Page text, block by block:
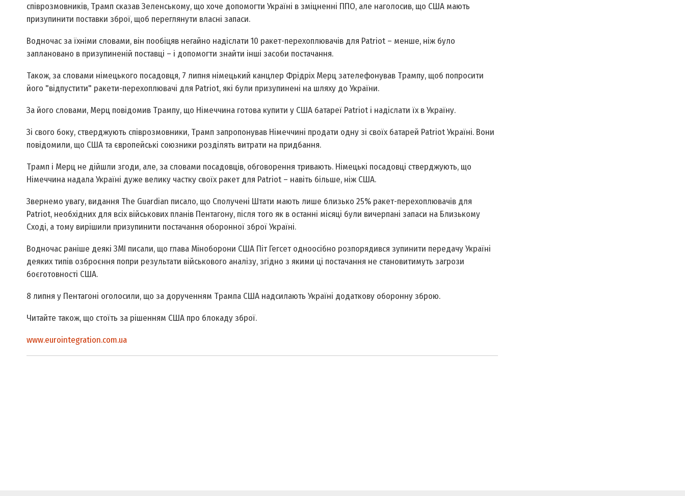
співрозмовників, Трамп сказав Зеленському, що хоче допомогти Україні в зміцненні ППО, але наголосив, що США мають
призупинити поставки зброї, щоб переглянути власні запаси.
Водночас за їхніми словами, він пообіцяв негайно надіслати 10 ракет-перехоплювачів для Patriot – менше, ніж було
заплановано в призупиненій поставці – і допомогти знайти інші засоби постачання.
Також, за словами німецького посадовця, 7 липня німецький канцлер Фрідріх Мерц зателефонував Трампу, щоб попросити
його "відпустити" ракети-перехоплювачі для Patriot, які були призупинені на шляху до України.
За його словами, Мерц повідомив Трампу, що Німеччина готова купити у США батареї Patriot і надіслати їх в Україну.
Зі свого боку, стверджують співрозмовники, Трамп запропонував Німеччині продати одну зі своїх батарей Patriot Україні. Вони
повідомили, що США та європейські союзники розділять витрати на придбання.
Трамп і Мерц не дійшли згоди, але, за словами посадовців, обговорення тривають. Німецькі посадовці стверджують, що
Німеччина надала Україні дуже велику частку своїх ракет для Patriot – навіть більше, ніж США.
Звернемо увагу, видання The Guardian писало, що Сполучені Штати мають лише близько 25% ракет-перехоплювачів для
Patriot, необхідних для всіх військових планів Пентагону, після того як в останні місяці були вичерпані запаси на Близькому
Сході, а тому вирішили призупинити постачання оборонної зброї Україні.
Водночас раніше деякі ЗМІ писали, що глава Міноборони США Піт Гегсет одноосібно розпорядився зупинити передачу Україні
деяких типів озброєння попри результати військового аналізу, згідно з якими ці постачання не становитимуть загрози
боєготовності США.
8 липня у Пентагоні оголосили, що за дорученням Трампа США надсилають Україні додаткову оборонну зброю.
Читайте також, що стоїть за рішенням США про блокаду зброї.
www.eurointegration.com.ua